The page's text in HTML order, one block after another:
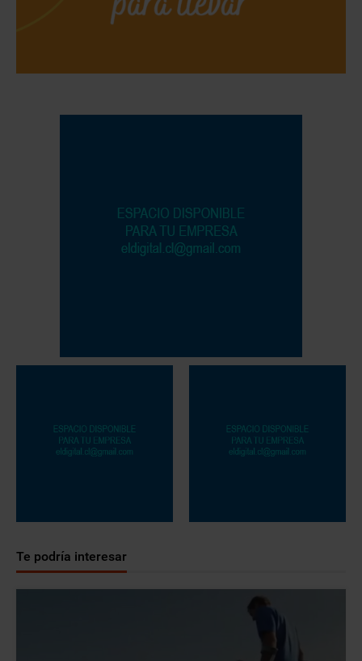
Te podría interesar